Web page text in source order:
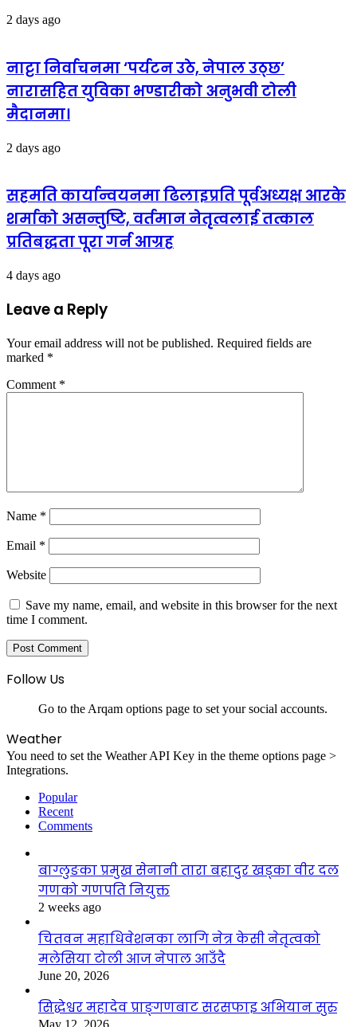
2 days ago
नाट्टा निर्वाचनमा ‘पर्यटन उठे, नेपाल उठ्छ’
नारासहित युविका भण्डारीको अनुभवी टोली
मैदानमा।
2 days ago
सहमति कार्यान्वयनमा ढिलाइप्रति पूर्वअध्यक्ष आरके
शर्माको असन्तुष्टि, वर्तमान नेतृत्वलाई तत्काल
प्रतिबद्धता पूरा गर्न आग्रह
4 days ago
Leave a Reply
Your email address will not be published. Required fields are
marked *
Comment *
Name *
Email *
Website
Save my name, email, and website in this browser for the next
time I comment.
Follow Us
Go to the Arqam options page to set your social accounts.
Weather
You need to set the Weather API Key in the theme options page >
Integrations.
Popular
Recent
Comments
बाग्लुङका प्रमुख सेनानी तारा बहादुर खड्का वीर दल
गणको गणपति नियुक्त
2 weeks ago
चितवन महाधिवेशनका लागि नेत्र केसी नेतृत्वको
मलेसिया टोली आज नेपाल आउँदै
June 20, 2026
सिद्धेश्वर महादेव प्राङ्गणबाट सरसफाइ अभियान सुरु
May 12, 2026